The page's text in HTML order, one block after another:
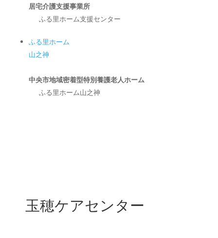
居宅介護支援事業所
ふる里ホーム支援センター
ふる里ホーム
山之神
中央市地域密着型特別養護老人ホーム
ふる里ホーム山之神
玉穂ケアセンター